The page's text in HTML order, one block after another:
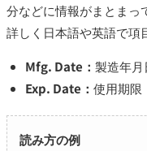
分などに情報がまとまっ
詳しく日本語や英語で項
Mfg. Date： 製造年月
Exp. Date： 使用期限
読み方の例